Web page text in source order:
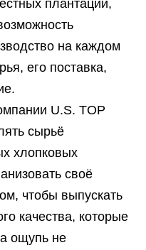
плантаций,
на каждом
его поставка,
U.S. TOP
сырьё
хлопковых
своё
чтобы выпускать
качества, которые
ощупь не